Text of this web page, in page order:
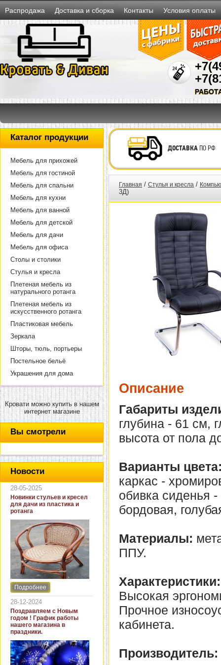
Распродажа Доставка и сборка Контакты Условия оплаты
Каталог продукции
Мебель для прихожей
Мебель для гостиной
Мебель для спальни
Мебель для кухни
Мебель для ванной
Мебель для детской
Мебель для дачи
Мебель для офиса
Столы и столики
Стулья и кресла
Плетеная мебель из
натурального ротанга
Плетеная мебель из
искусственного ротанга
Пластиковая мебель
Зеркала
Шторы, тюль, портьеры
Постельное бельё
Украшения для дома
Кровати можно купить в нашем
интернет магазине
Вы смотрели
Новости
28-05-2025
Новинки стульев и кресел
для дачи из пластика и
ротанга
Интернет-магазин "Кровать
и диван" представляет
новинки стульев и кресел
для дачи. В ассортименте
представлены как
бюджетные модели из
пластика для дачи, так и
кресла для загородных
домов из натурального и
искусственного ротанга.
Подробнее
28-12-2024
Поздравляем с Новым
годом ! График работы
нашего магазина в
праздники.
ДОСТАВКАПО РФ
Главная / Стулья и кресла /
3Д)
Описание
Габариты
глубина - 61 см,
высота от пола
Варианты
каркас -
обивка сиденья
бордовая,
Материалы:
ППУ.
Характеристики:
Высокая
Прочное
кабинета.
Производитель: